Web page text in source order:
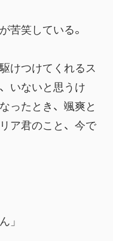
苦笑している。
けつけてくれるス
いないと思うけ
ったとき、颯爽と
ア君のこと、今で
」